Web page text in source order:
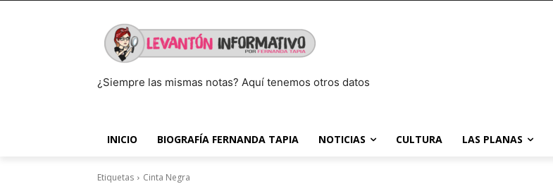
¿Siempre las mismas notas? Aquí tenemos otros datos
INICIO BIOGRAFÍA FERNANDA TAPIA NOTICIAS CULTURA LAS PLANAS
Etiquetas Cinta Negra